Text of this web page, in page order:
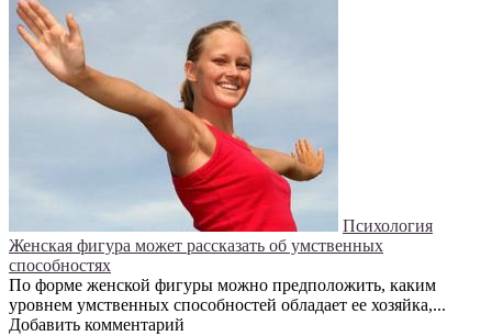
Психология
Женская фигура может рассказать об умственных
способностях
По форме женской фигуры можно предположить, каким
уровнем умственных способностей обладает ее хозяйка,...
Добавить комментарий